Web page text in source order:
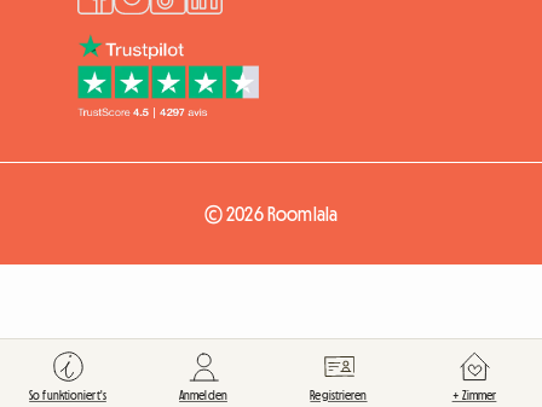
© 2026 Roomlala
So funktioniert's Anmelden Registrieren + Zimmer